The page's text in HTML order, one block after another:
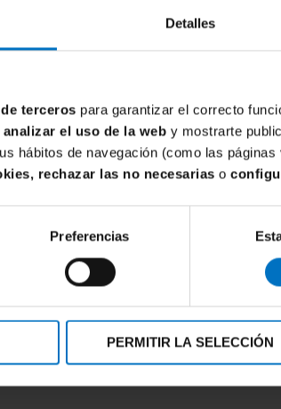
Detalles
terceros para garantizar el correcto
analizar el uso de la web y mostrarte
hábitos de navegación (como las páginas
rechazar las no necesarias o
Preferencias
PERMITIR LA SELECCIÓN